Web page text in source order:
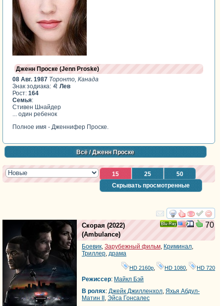
Дженн Проске (Jenn Proske)
08 Авг. 1987 Торонто, Канада
Знак зодиака: ♌ Лев
Рост:164
Семья:
Стивен Шнайдер
... один ребенок
Полное имя - Дженнифер Проске.
Всё/ Дженн Проске
15 25
50
Скрывать просмотренные
смотреть
70
Скорая (2022)
(Ambulance)
Боевик, Зарубежный фильм, Криминал,
Триллер, драма
HD 2160р HD 1080 HD 720
Режиссер: Майкл Бэй
В ролях: Джейк Джилленхол, Яхья Абдул-
Матин II , Эйса Гонсалес